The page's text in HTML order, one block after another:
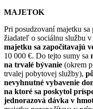
MAJETOK
Pri posudzovaní majetku
žiadateľ o sociálnu službu
majetku sa započítavajú
10 000 €. Do tejto sumy sa
na trvalé bývanie (okrem
trvalej pobytovej služby),
nevyhnutné vybavenie
na ktoré sa poskytol
jednorazová dávka v